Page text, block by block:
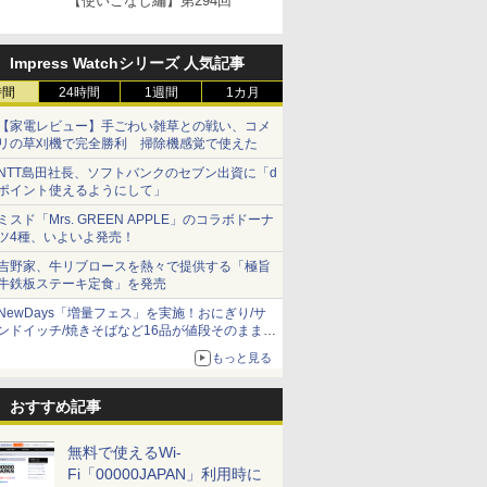
Impress Watchシリーズ 人気記事
24時間 1週間 1カ月
家電レビュー】手ごわい雑草との戦い、コメ
の草刈機で完全勝利 掃除機感覚で使えた
島田社長、ソフトバンクのセブン出資に「d
イント使えるようにして」
スド「Mrs. GREEN APPLE」のコラボドーナ
4種、いよいよ発売！
野家、牛リブロースを熱々で提供する「極旨
鉄板ステーキ定食」を発売
「増量フェス」を実施！おにぎり/サ
ドイッチ/焼きそばなど16品が値段そのままで
もっと見る
おすすめ記事
無料で使えるWi-
Fi「00000JAPAN」利用時に